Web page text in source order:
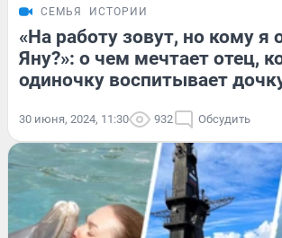
СЕМЬЯ ИСТОРИИ
«На работу зовут, но кому я
Яну?»: о чем мечтает отец,
одиночку воспитывает
30 июня, 2024, 11:30 932 Обсудить